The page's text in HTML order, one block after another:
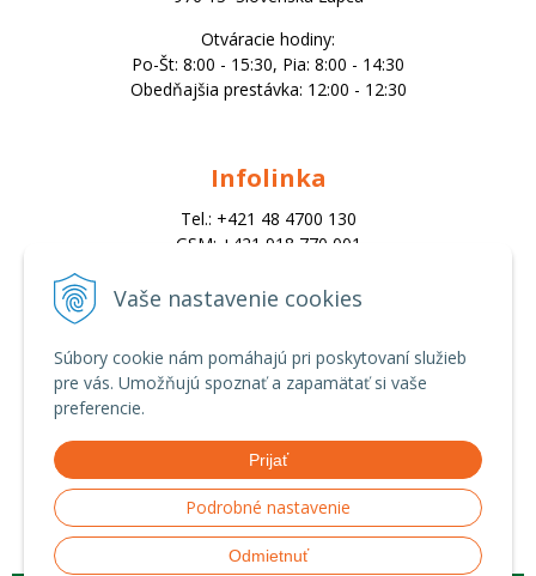
Vaše nastavenie cookies
Súbory cookie nám pomáhajú pri poskytovaní služieb
pre vás. Umožňujú spoznať a zapamätať si vaše
preferencie.
Prijať
Podrobné nastavenie
Odmietnuť
Otváracie hodiny:
Po-Št: 8:00 - 15:30, Pia: 8:00 - 14:30
Obedňajšia prestávka: 12:00 - 12:30
Infolinka
Tel.: +421 48 4700 130
GSM: +421 918 770 001
trade@alk.sk
Obchodné podmienky
Ochrana osobných údajov
Možnosti platby a doprava
Reklamačný poriadok